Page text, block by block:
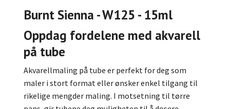
Burnt Sienna - W125 - 15ml
Oppdag fordelene med akvarell
på tube
Akvarellmaling på tube er perfekt for deg som
maler i stort format eller ønsker enkel tilgang til
rikelige mengder maling. I motsetning til tørre